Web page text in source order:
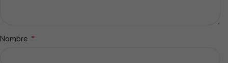
Nombre *